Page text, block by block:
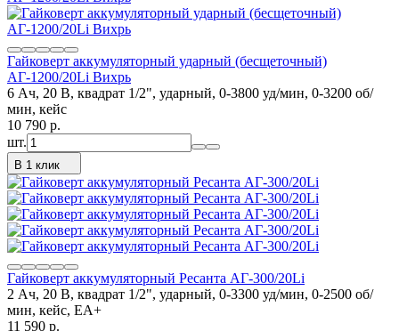
Гайковерт аккумуляторный ударный (бесщеточный)
АГ-1200/20Li Вихрь
6 Ач, 20 В, квадрат 1/2", ударный, 0-3800 уд/мин, 0-3200 об/
мин, кейс
10 790 p.
шт.
В 1 клик
Гайковерт аккумуляторный Ресанта АГ-300/20Li
2 Ач, 20 В, квадрат 1/2", ударный, 0-3300 уд/мин, 0-2500 об/
мин, кейс, ЕА+
11 590 p.